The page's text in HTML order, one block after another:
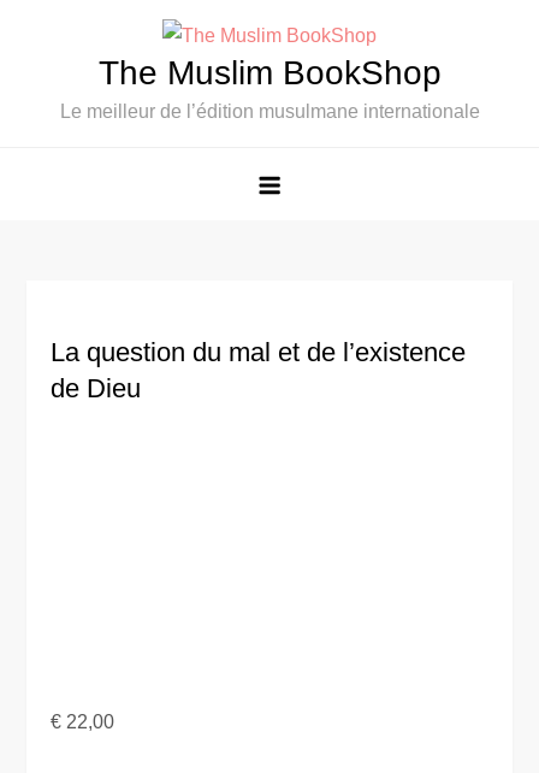
The Muslim BookShop
Le meilleur de l’édition musulmane internationale
La question du mal et de l’existence
de Dieu
€ 22,00